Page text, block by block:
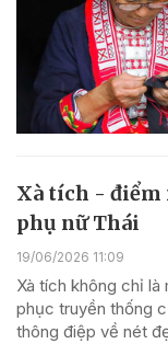
Xà tích -
phụ nữ Thái
19/06/2026 11:09
Xà tích không chỉ
phục truyền thống
thông điệp về nét